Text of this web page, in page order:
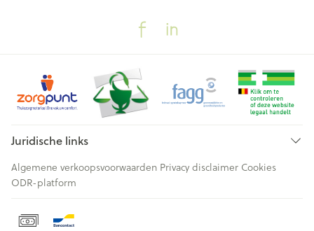
Juridische links
Algemene verkoopsvoorwaarden Privacy disclaimer Cookies
ODR-platform